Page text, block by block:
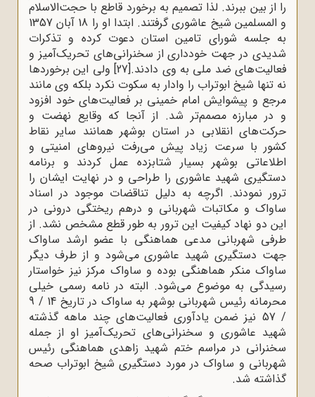
را از بین ببرند. لذا تصمیم به برخورد قاطع با حجت‌الاسلام
و المسلمین شیخ عاشوری گرفتند. ابتدا او را 18 آبان 1357
به جلسه شورای تامین استان دعوت کرده و تذکرات
شدیدی در جهت خودداری از سخنرانی‌های تحریک‌آمیز و
فعالیت‌های ضد ملی به وی دادند.[27]ولی این برخوردها
نه تنها شیخ ابوتراب را وادار به سکوت نکرد بلکه وی مانند
مرجع و پیشوایش امام خمینی بر فعالیت‌های خود افزود
و در مبارزه مصمم‌تر شد. از آنجا که وقایع نهضت و
حرکت‌های انقلابی در استان بوشهر همانند سایر نقاط
کشور با سرعت زیاد پیش می‌رفت نیروهای امنیتی و
اطلاعاتی بوشهر بسیار شتابزده عمل کردند و برنامه
دستگیری شهید عاشوری را طراحی و در نهایت ایشان را
ترور نمودند. اگرچه به دلیل تناقضات موجود در اسناد
ساواک و مکاتبات شهربانی‌ و درهم ریختگی درونی در
این دو نهاد کیفیت این ترور به طور قطع مشخص نشد. از
طرفی شهربانی مدعی هماهنگی با عضو ارشد ساواک
جهت دستگیری شهید عاشوری می‌شود و از طرف دیگر
ساواک منکر هماهنگی بوده و ساواک مرکز نیز خواستار
رسیدگی به موضوع می‌شود. البته در نامه رسمی خیلی
محرمانه رئیس شهربانی بوشهر به ساواک در تاریخ 14 / 9
/ 57 نیز ضمن یادآوری فعالیت‌های چند ماهه گذشته
شهید عاشوری و سخنرانی‌های تحریک‌آمیز او از جمله
سخنرانی در مراسم ختم شهید زاهدی هماهنگی رئیس
شهربانی و ساواک در مورد دستگیری شیخ ابوتراب صحه
گذاشته شد.